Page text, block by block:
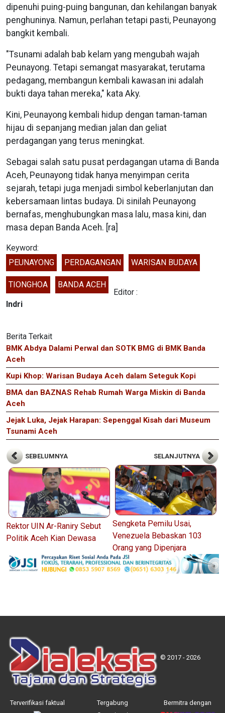
dipenuhi puing-puing bangunan, dan kehilangan banyak
penghuninya. Namun, perlahan tetapi pasti, Peunayong
bangkit kembali.
"Tsunami adalah bab kelam yang mengubah wajah
Peunayong. Tetapi semangat masyarakat, terutama
pedagang, membangun kembali kawasan ini adalah
bukti daya tahan mereka," kata Aky.
Kini, Peunayong kembali hidup dengan taman-taman
hijau di sepanjang median jalan dan geliat
perdagangan yang terus meningkat.
Sebagai salah satu pusat perdagangan utama di Banda
Aceh, Peunayong tidak hanya menyimpan cerita
sejarah, tetapi juga menjadi simbol keberlanjutan dan
kebersamaan lintas budaya. Di sinilah Peunayong
bernafas, menghubungkan masa lalu, masa kini, dan
masa depan Banda Aceh. [ra]
Keyword:
PEUNAYONG
PERDAGANGAN WARISAN BUDAYA
TIONGHOA BANDA ACEH
Editor :
Indri
Berita Terkait
BMK Abdya Dalami Perwal dan SOTK BMG di BMK Banda
Aceh
Kupi Khop: Warisan Budaya Aceh dalam Seteguk Kopi
BMA dan BAZNAS Rehab Rumah Warga Miskin di Banda
Aceh
Jejak Luka, Jejak Harapan: Sepenggal Kisah dari Museum
Tsunami Aceh
SEBELUMNYA
Rektor UIN Ar-Raniry Sebut
Politik Aceh Kian Dewasa
SELANJUTNYA
Sengketa Pemilu Usai,
Venezuela Bebaskan 103
Orang yang Dipenjara
© 2017 - 2026
Terverifikasi faktual
Tergabung
Bermitra dengan